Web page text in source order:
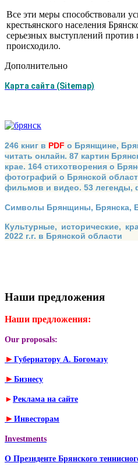
Все эти меры способствовали
кре­стьянского населения
серьезных высту­плений
происходило.
Дополнительно
Карта сайта (Sitemap)
246 книг в PDF о Брянщине,
читать онлайн. 87 картин
крае. 164 стихотворения о
фотографий о Брянской
фильмов и видео. 53 легенды,
Символы Брянщины, Брянска,
Культурные, исторические,
2022 г.г. в Брянской области
Наши предложения
Наши предложения:
Our proposals:
► Губернатору А. Богомазу
► Бизнесу
► Реклама на сайте
► Инвесторам
Investments
О Президенте Брянского